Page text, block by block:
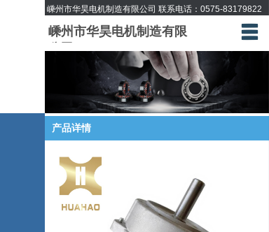
嵊州市华昊电机制造有限公司 联系电话： 0575-83179822
嵊州市华昊电机制造有限
公司
产品详情